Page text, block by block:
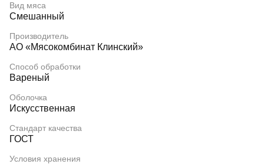
Вид мяса
Смешанный
Производитель
АО «Мясокомбинат Клинский»
Способ обработки
Вареный
Оболочка
Искусственная
Стандарт качества
ГОСТ
Условия хранения